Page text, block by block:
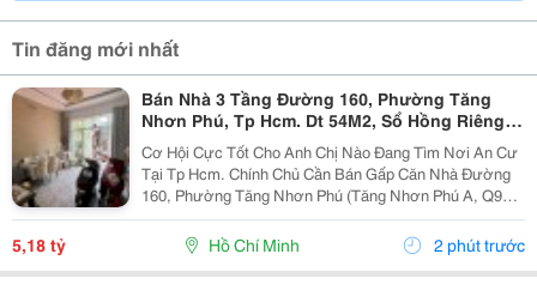
Tin đăng mới nhất
Bán Nhà 3 Tầng Đường 160, Phường Tăng
Nhơn Phú, Tp Hcm. Dt 54M2, Sổ Hồng Riêng.
Giá 5,18 Tỷ
Cơ Hội Cực Tốt Cho Anh Chị Nào Đang Tìm Nơi An Cư
Tại Tp Hcm. Chính Chủ Cần Bán Gấp Căn Nhà Đường
160, Phường Tăng Nhơn Phú (Tăng Nhơn Phú A, Q9
Cũ). Vị Trí Nhà Nằm Trong Khu Dân Cư Ổn Định, Giao
Thông Thuận Tiện Chỉ Vài Bước Là Ra Lã Xuân Oai,
5,18 tỷ Hồ Chí Minh 2 phút trước